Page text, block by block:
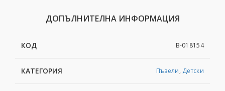
ДОПЪЛНИТЕЛНА ИНФОРМАЦИЯ
КОД B-018154
КАТЕГОРИЯ Пъзели, Детски